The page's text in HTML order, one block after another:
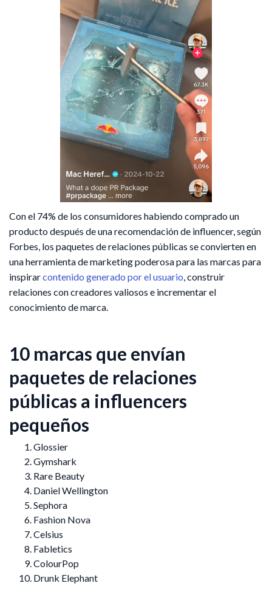
Con el 74% de los consumidores habiendo comprado un
producto después de una recomendación de influencer, según
Forbes, los paquetes de relaciones públicas se convierten en
una herramienta de marketing poderosa para las marcas para
inspirarcontenido generado por el usuario, construir
relaciones con creadores valiosos e incrementar el
conocimiento de marca.
10 marcas que envían
paquetes de relaciones
públicas a influencers
pequeños
Glossier
Gymshark
Rare Beauty
Daniel Wellington
Sephora
Fashion Nova
Celsius
Fabletics
ColourPop
Drunk Elephant